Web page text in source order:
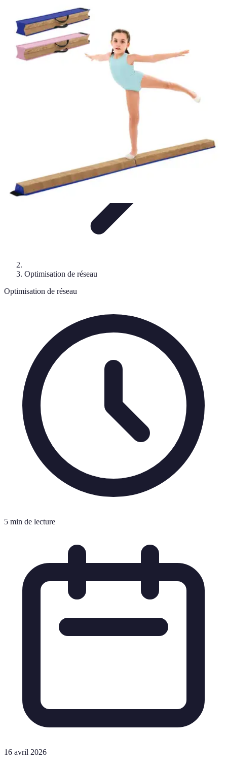
Pratiques et conseilsStratégies de Connectivité
ConnectivitéOptimisation de la Connectivité
connectivité
Connectivité Pro
Optimisation de réseau
Optimisation de réseau
5 min de lecture
16 avril 2026